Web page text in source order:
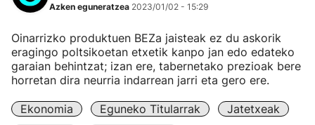
Azken eguneratzea 2023/01/02 - 15:29
Oinarrizko produktuen BEZa jaisteak ez du askorik
eragingo poltsikoetan etxetik kanpo jan edo edateko
garaian behintzat; izan ere, tabernetako prezioak bere
horretan dira neurria indarrean jarri eta gero ere.
Ekonomia Eguneko Titularrak
Jatetxeak